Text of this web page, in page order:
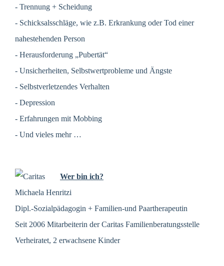
- Trennung + Scheidung
- Schicksalsschläge, wie z.B. Erkrankung oder Tod einer
nahestehenden Person
- Herausforderung „Pubertät“
- Unsicherheiten, Selbstwertprobleme und Ängste
- Selbstverletzendes Verhalten
- Depression
- Erfahrungen mit Mobbing
- Und vieles mehr …
Wer bin ich?
Michaela Henritzi
Dipl.-Sozialpädagogin + Familien-und Paartherapeutin
Seit 2006 Mitarbeiterin der Caritas Familienberatungsstelle
Verheiratet, 2 erwachsene Kinder